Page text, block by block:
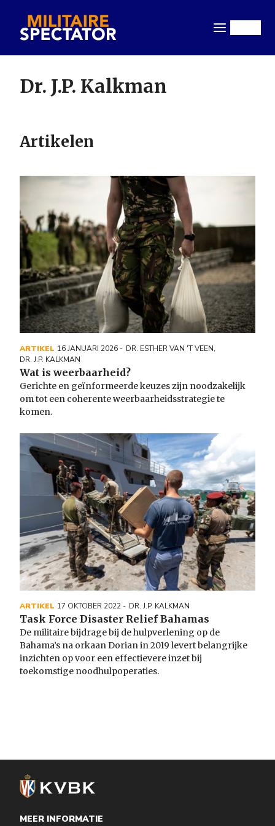
naar
gaanDr. J.P. Kalkman
Artikelen
Image
ARTIKEL 16 JANUARI 2026 DR. ESTHER VAN 'T VEEN,
DR. J.P. KALKMAN
Wat is weerbaarheid?
Gerichte en geïnformeerde keuzes zijn noodzakelijk
om tot een coherente weerbaarheidsstrategie te
komen.
Image
ARTIKEL 17 OKTOBER 2022 DR. J.P. KALKMAN
Task Force Disaster Relief Bahamas
De militaire bijdrage bij de hulpverlening op de
Bahama’s na orkaanDorian in 2019 levert belangrijke
inzichten op voor een effectievere inzetbij
toekomstige noodhulpoperaties.
MEER INFORMATIE